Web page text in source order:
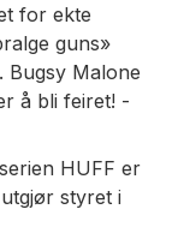
for ekte
guns»
Bugsy Malone
å bli feiret! -
HUFF er
styret i